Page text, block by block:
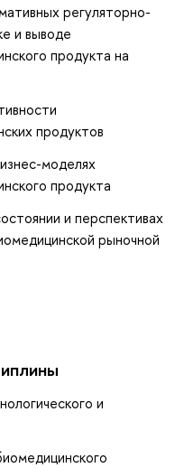
регуляторно-
и выводе
продукта на
продуктов
моделях
продукта
и перспективах
рыночной
и